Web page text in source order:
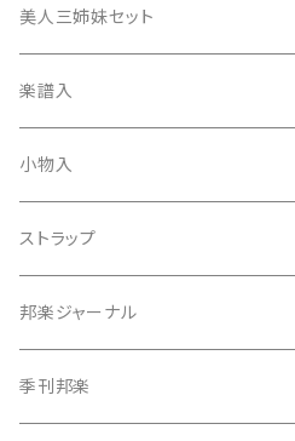
ひざゴム・胴ゴム・おひざもと
天神袋
天神巾着
指すり
つぼシール
撥皮・撥皮のり
美人三姉妹セット
楽譜入
小物入
ストラップ
邦楽ジャーナル
季刊邦楽